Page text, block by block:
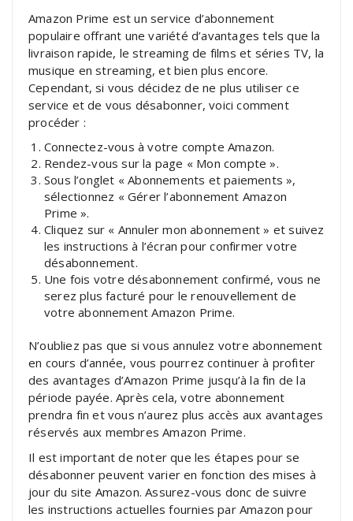
Amazon Prime est un service d’abonnement
populaire offrant une variété d’avantages tels que la
livraison rapide, le streaming de films et séries TV, la
musique en streaming, et bien plus encore.
Cependant, si vous décidez de ne plus utiliser ce
service et de vous désabonner, voici comment
procéder :
Connectez-vous à votre compte Amazon.
Rendez-vous sur la page « Mon compte ».
Sous l’onglet « Abonnements et paiements »,
sélectionnez « Gérer l’abonnement Amazon
Prime ».
Cliquez sur « Annuler mon abonnement » et suivez
les instructions à l’écran pour confirmer votre
désabonnement.
Une fois votre désabonnement confirmé, vous ne
serez plus facturé pour le renouvellement de
votre abonnement Amazon Prime.
N’oubliez pas que si vous annulez votre abonnement
en cours d’année, vous pourrez continuer à profiter
des avantages d’Amazon Prime jusqu’à la fin de la
période payée. Après cela, votre abonnement
prendra fin et vous n’aurez plus accès aux avantages
réservés aux membres Amazon Prime.
Il est important de noter que les étapes pour se
désabonner peuvent varier en fonction des mises à
jour du site Amazon. Assurez-vous donc de suivre
les instructions actuelles fournies par Amazon pour